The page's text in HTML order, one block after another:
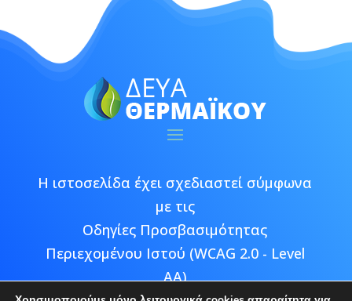
Η ιστοσελίδα έχει σχεδιαστεί σύμφωνα
με τις
Οδηγίες Προσβασιμότητας
Περιεχομένου Ιστού (WCAG 2.0 - Level
AA)